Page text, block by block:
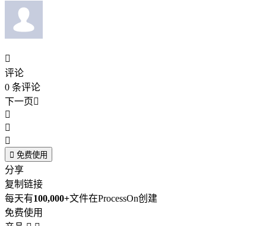

评论
0 条评论
下一页



 免费使用
分享
复制链接
每天有100,000+文件在ProcessOn创建
免费使用